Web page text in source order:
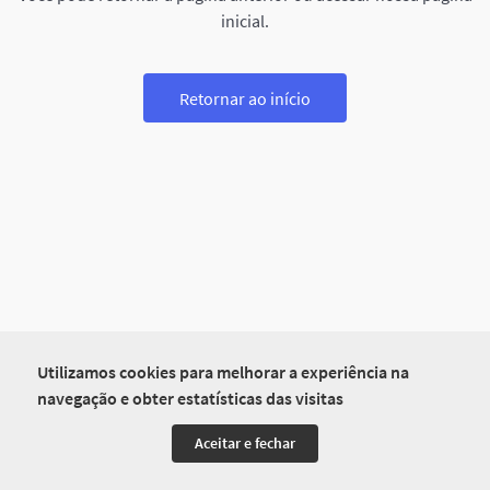
Utilizamos cookies para melhorar a experiência na
navegação e obter estatísticas das visitas
Aceitar e fechar
inicial.
Retornar ao início